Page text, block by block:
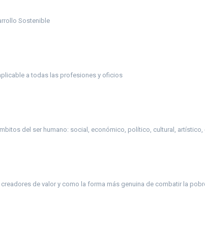
Sostenible
a todas las profesiones y oficios
del ser humano: social, económico, político, cultural, artístico,
de valor y como la forma más genuina de combatir la